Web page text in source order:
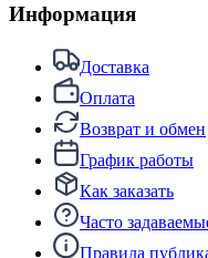
Информация
Доставка
Оплата
Возврат и обмен
График работы
Как заказать
Часто
Правила